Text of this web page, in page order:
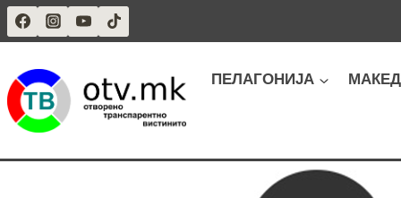
Skip
to
ПЕЛАГОНИЈА